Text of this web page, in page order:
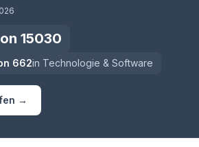
15030
662in Technologie & Software
→